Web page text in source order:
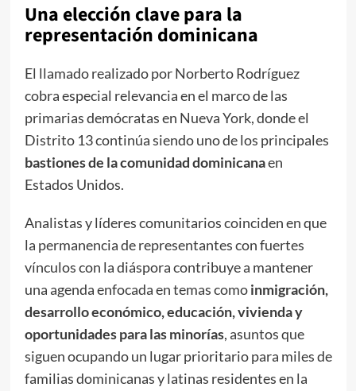
Una elección clave para la
representación dominicana
El llamado realizado por Norberto Rodríguez
cobra especial relevancia en el marco de las
primarias demócratas en Nueva York, donde el
Distrito 13 continúa siendo uno de los principales
bastiones de la comunidad dominicanaen
Estados Unidos.
Analistas y líderes comunitarios coinciden en que
la permanencia de representantes con fuertes
vínculos con la diáspora contribuye a mantener
una agenda enfocada en temas comoinmigración,
desarrollo económico, educación, vivienda y
oportunidades para las minorías, asuntos que
siguen ocupando un lugar prioritario para miles de
familias dominicanas y latinas residentes en la